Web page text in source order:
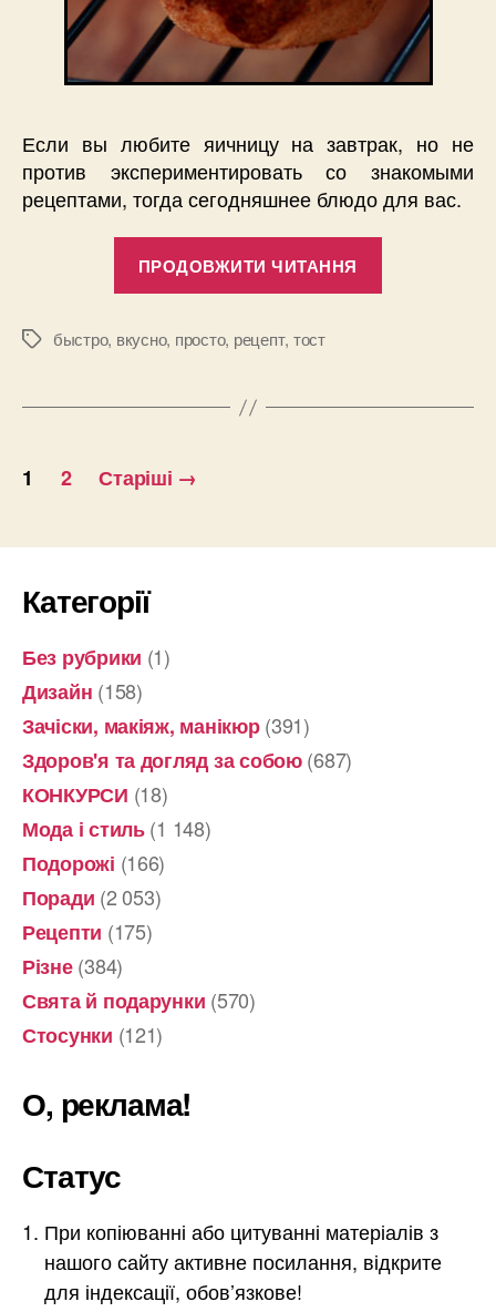
Если вы любите яичницу на завтрак, но не
против экспериментировать со знакомыми
рецептами, тогда сегодняшнее блюдо для вас.
ПРОДОВЖИТИ ЧИТАННЯ
чашечках”
Позначки
быстро, вкусно, просто, рецепт, тост
Пагінація
1 2 Старіші →
Категорії
Без рубрики (1)
Дизайн (158)
Зачіски, макіяж, манікюр(391)
Здоров'я та догляд за собою(687)
КОНКУРСИ (18)
Мода і стиль(1 148)
Подорожі (166)
Поради (2 053)
Рецепти (175)
Різне(384)
Свята й подарунки (570)
Стосунки (121)
О, реклама!
Статус
При копіюванні або цитуванні матеріалів з
нашого сайту активне посилання, відкрите
для індексації, обов’язкове!